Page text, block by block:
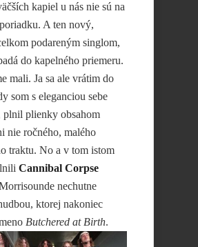
kapiel u nás nie sú na
A ten nový,
podareným singlom,
do kapelného priemeru.
mali. Ja sa ale vrátim do
som s eleganciou sebe
plnil plienky obsahom
nie ročného, malého
traktu. No a v tom istom
Cannibal Corpse
nechutne
ktorej nakoniec
Butchered at Birth.